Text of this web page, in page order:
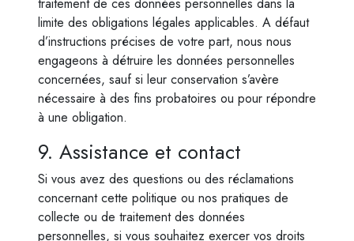
limite des obligations légales applicables. A défaut
d’instructions précises de votre part, nous nous
engageons à détruire les données personnelles
concernées, sauf si leur conservation s’avère
nécessaire à des fins probatoires ou pour répondre
à une obligation.
9. Assistance et contact
Si vous avez des questions ou des réclamations
concernant cette politique ou nos pratiques de
collecte ou de traitement des données
personnelles, si vous souhaitez exercer vos droits